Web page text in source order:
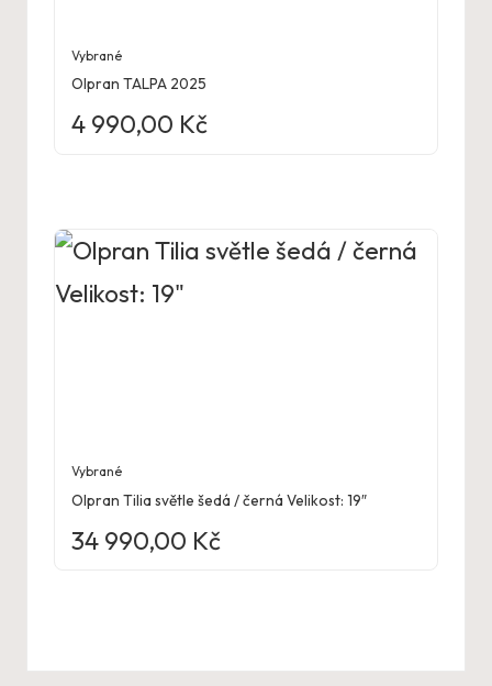
Vybrané
Olpran TALPA 2025
4 990,00 Kč
Vybrané
Olpran Tilia světle šedá / černá Velikost: 19″
34 990,00 Kč